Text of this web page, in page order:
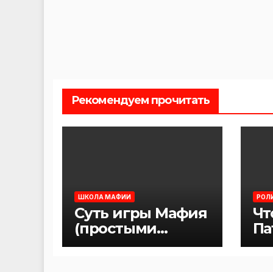
Рекомендуем прочитать
ШКОЛА МАФИИ
Суть игры Мафия
(простыми
словами)